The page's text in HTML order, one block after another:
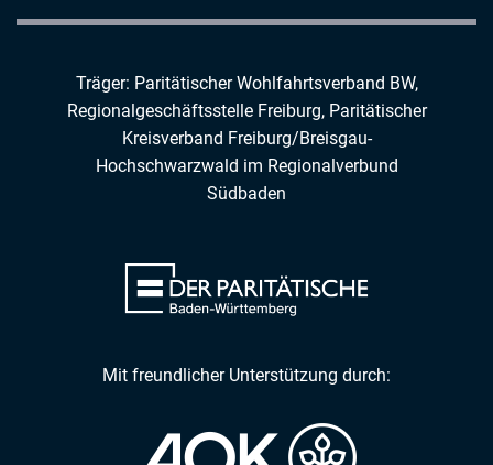
Träger: Paritätischer Wohlfahrtsverband BW,
Regionalgeschäftsstelle Freiburg, Paritätischer
Kreisverband Freiburg/Breisgau-
Hochschwarzwald im Regionalverbund
Südbaden
Mit freundlicher Unterstützung durch: